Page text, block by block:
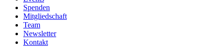
Spenden
Mitgliedschaft
Team
Newsletter
Kontakt